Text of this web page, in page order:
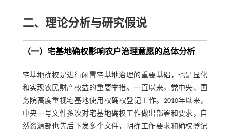
二、理论分析与研究假说
（一）宅基地确权影响农户治理意愿的总体分析
宅基地确权是进行闲置宅基地治理的重要基础，也是显化
和实现农民财产权益的重要举措。一直以来，党中央、国
务院高度重视宅基地使用权确权登记工作。2010年以来，
中央一号文件多次对宅基地确权工作做出部署和要求，自
然资源部也先后下发多个文件，明确工作要求和确权登记